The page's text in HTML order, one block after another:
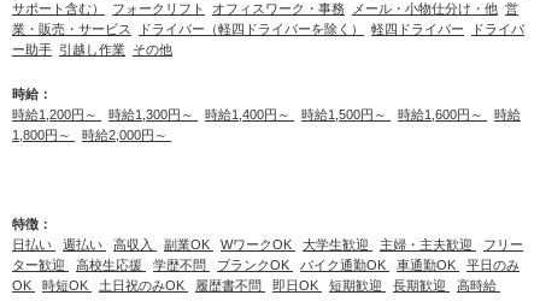
サポート含む）
フォークリフト オフィスワーク・事務 メール・小物仕分け・他 営
業・販売・サービス
ドライバー（軽四ドライバーを除く） 軽四ドライバー
ドライバ
ー助手 引越し作業 その他
時給：
時給1,200円～
時給1,300円～ 時給1,400円～ 時給1,500円～ 時給1,600円～
時給
1,800円～
時給2,000円～
特徴：
日払い
週払い 高収入 副業OK WワークOK 大学生歓迎 主婦・主夫歓迎
フリー
ター歓迎
高校生応援 学歴不問 ブランクOK バイク通勤OK 車通勤OK
平日のみ
OK
時短OK 土日祝のみOK 履歴書不問 即日OK 短期歓迎 長期歓迎 高時給